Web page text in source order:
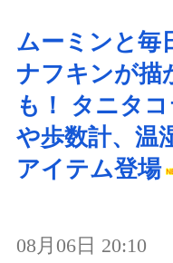
ムーミンと毎
ナフキンが描
も！ タニタ
や歩数計、温
アイテム登場
08月06日 20:10